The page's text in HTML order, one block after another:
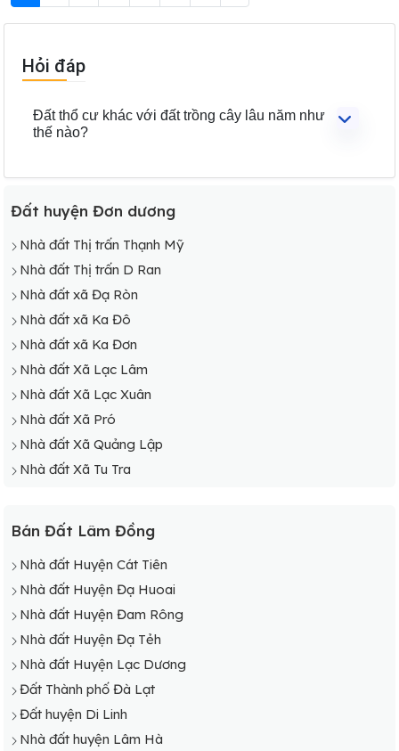
Hỏi đáp
Đất thổ cư khác với đất trồng cây lâu năm như
thế nào?
Đất huyện Đơn dương
Nhà đất Thị trấn Thạnh Mỹ
Nhà đất Thị trấn D Ran
Nhà đất xã Đạ Ròn
Nhà đất xã Ka Đô
Nhà đất xã Ka Đơn
Nhà đất Xã Lạc Lâm
Nhà đất Xã Lạc Xuân
Nhà đất Xã Pró
Nhà đất Xã Quảng Lập
Nhà đất Xã Tu Tra
Bán Đất Lâm Đồng
Nhà đất Huyện Cát Tiên
Nhà đất Huyện Đạ Huoai
Nhà đất Huyện Đam Rông
Nhà đất Huyện Đạ Tẻh
Nhà đất Huyện Lạc Dương
Đất Thành phố Đà Lạt
Đất huyện Di Linh
Nhà đất huyện Lâm Hà